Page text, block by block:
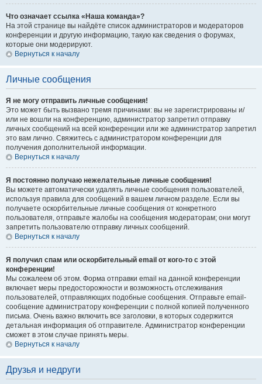
Что означает ссылка «Наша команда»?
На этой странице вы найдёте список администраторов и модераторов
конференции и другую информацию, такую как сведения о форумах,
которые они модерируют.
Вернуться к началу
Личные сообщения
Я не могу отправить личные сообщения!
Это может быть вызвано тремя причинами: вы не зарегистрированы и/
или не вошли на конференцию, администратор запретил отправку
личных сообщений на всей конференции или же администратор запретил
это вам лично. Свяжитесь с администратором конференции для
получения дополнительной информации.
Вернуться к началу
Я постоянно получаю нежелательные личные сообщения!
Вы можете автоматически удалять личные сообщения пользователей,
используя правила для сообщений в вашем личном разделе. Если вы
получаете оскорбительные личные сообщения от конкретного
пользователя, отправьте жалобы на сообщения модераторам; они могут
запретить пользователю отправку личных сообщений.
Вернуться к началу
Я получил спам или оскорбительный email от кого-то с этой
конференции!
Мы сожалеем об этом. Форма отправки email на данной конференции
включает меры предосторожности и возможность отслеживания
пользователей, отправляющих подобные сообщения. Отправьте email-
сообщение администратору конференции с полной копией полученного
письма. Очень важно включить все заголовки, в которых содержится
детальная информация об отправителе. Администратор конференции
сможет в этом случае принять меры.
Вернуться к началу
Друзья и недруги